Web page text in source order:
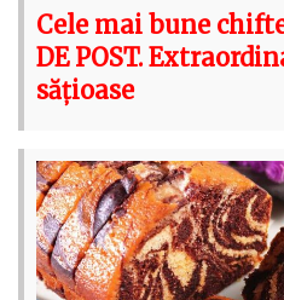
Cele mai bune
DE POST.
sățioase